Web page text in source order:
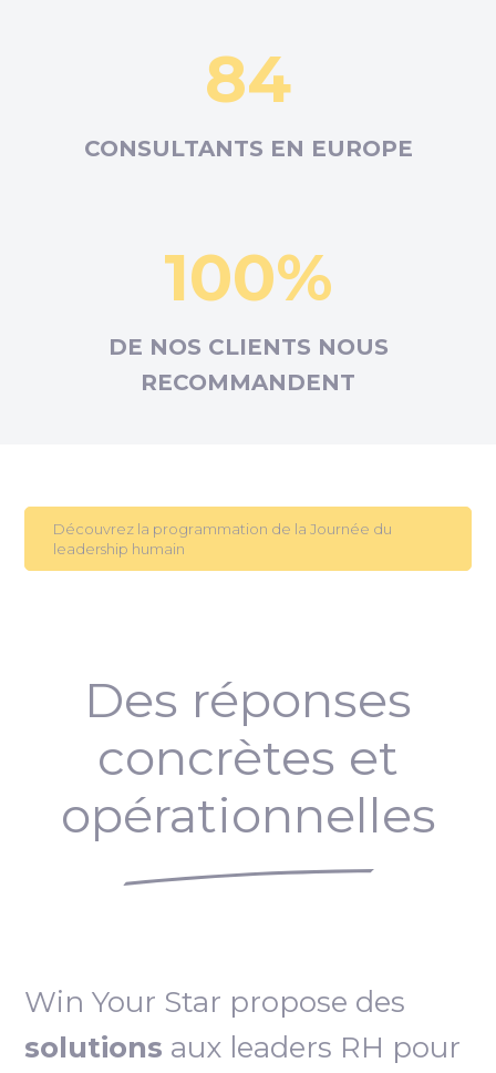
84
CONSULTANTS EN EUROPE
100%
DE NOS CLIENTS NOUS
RECOMMANDENT
Découvrez la programmation de la Journée du
leadership humain
Des réponses
concrètes et
opérationnelles
Win Your Star propose des
solutions aux leaders RH pour